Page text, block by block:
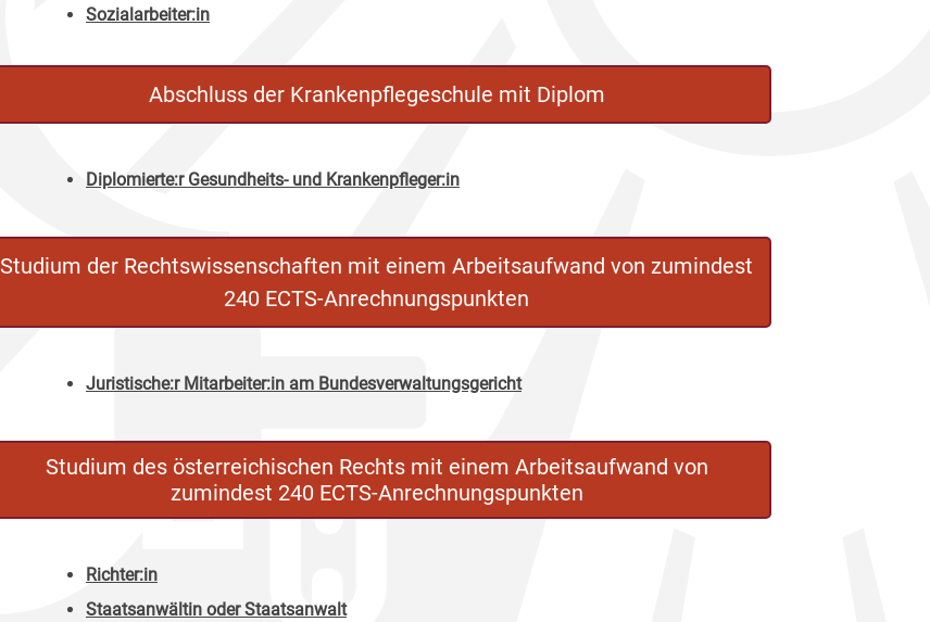
Sozialarbeiter:in
Abschluss der Krankenpflegeschule mit Diplom
Diplomierte:r Gesundheits- und Krankenpfleger:in
Studium der Rechtswissenschaften mit einem Arbeitsaufwand von zumindest
240 ECTS-Anrechnungspunkten
Juristische:r Mitarbeiter:in am Bundesverwaltungsgericht
Studium des österreichischen Rechts mit einem Arbeitsaufwand von
zumindest 240 ECTS-Anrechnungspunkten
Richter:in
Staatsanwältin oder Staatsanwalt